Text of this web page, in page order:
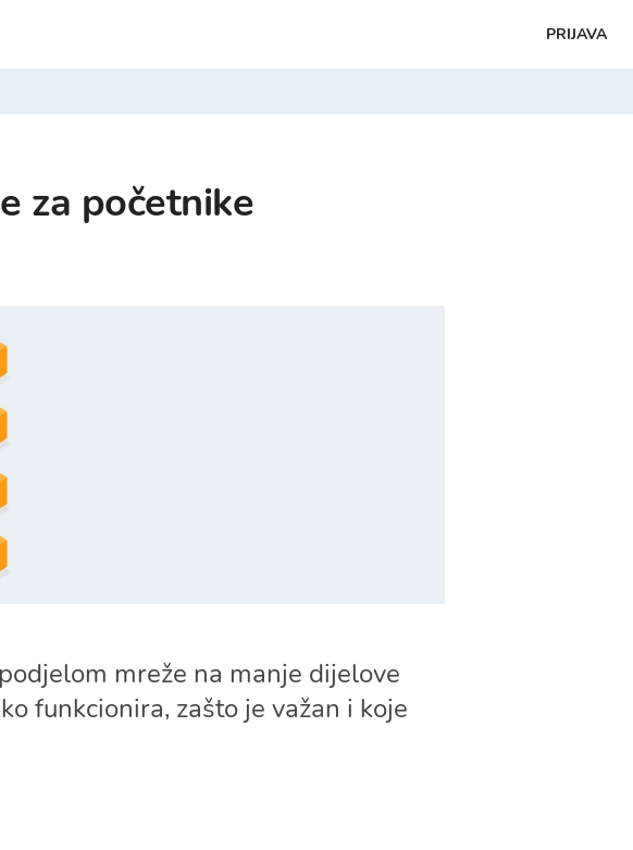
PRIJAVA
za početnike
mreže na manje dijelove
funkcionira, zašto je važan i koje